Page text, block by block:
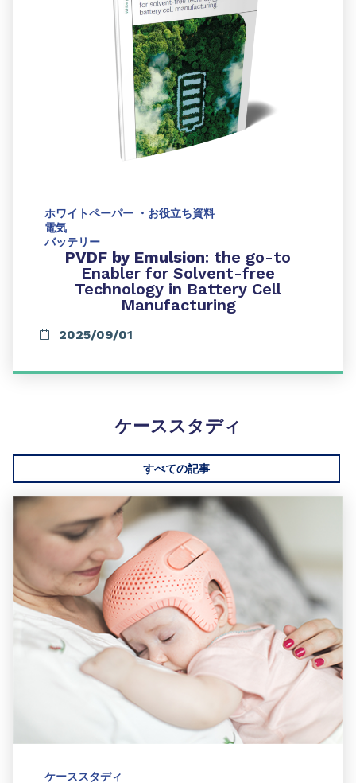
ホワイトペーパー ・お役立ち資料
電気
バッテリー
PVDF by Emulsion: the go-to
Enabler for Solvent-free
Technology in Battery Cell
Manufacturing
2025/09/01
ケーススタディ
すべての記事
ケーススタディ